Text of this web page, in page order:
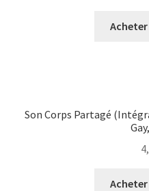
Son Corps Partagé